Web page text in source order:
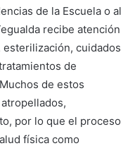
de la Escuela o al
recibe atención
cuidados
de
de estos
por lo que el proceso
física como